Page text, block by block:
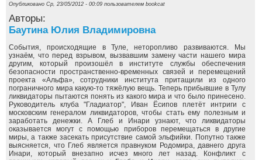
Опубликовано Ср, 23/05/2012 - 00:09 пользователем bookcat
Авторы:
Баутина Юлия Владимировна
События, происходящие в Туле, неторопливо развиваются. Мы
узнаём, что перед взрывом, вызвавшим замену части нашего мира
другим, который произошёл в институте службы обеспечения
безопасности пространственно-временных связей и перемещений
проекта «Альфа», сотрудники института притащили из одного
пограничного мира какую-то тяжёлую вещь. Теперь прибывшие в Тулу
ликвидаторы пытаются понять из какого мира и что было принесено.
Руководитель клуба "Гладиатор", Иван Ёсипов плетёт интриги с
московским генералом ликвидаторов, чтобы стать ему полезным и
заработать денежки. А Глеб и Инари узнают, что ликвидаторы
оказывается могут с помощью приборов перемещаться в другие
миры, а также засекать присутствие самой эльфийки. Попутно также
выясняется, что Глеб является правнуком Родомира, давнего друга
Инари, который внезапно исчез много лет назад. Конфликт с